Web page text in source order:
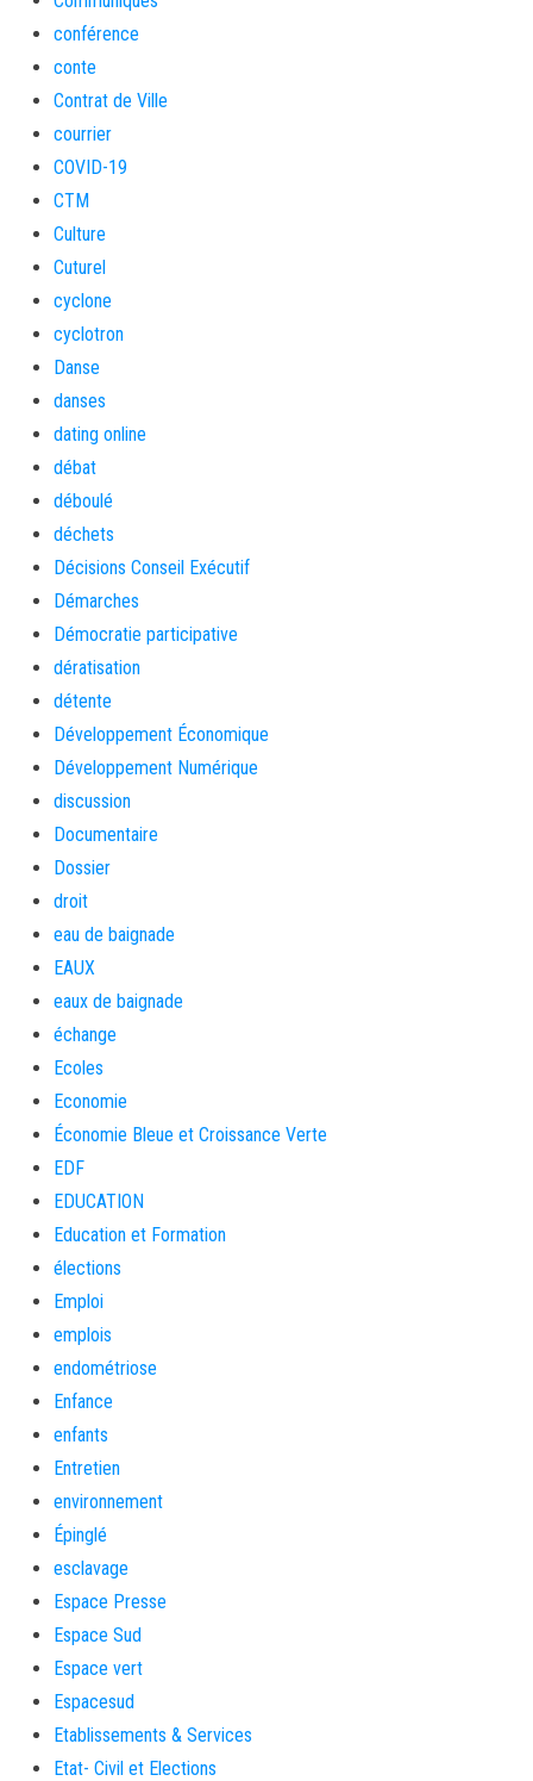
conférence
conte
Contrat de Ville
courrier
COVID-19
CTM
Culture
Cuturel
cyclone
cyclotron
Danse
danses
dating online
débat
déboulé
déchets
Décisions Conseil Exécutif
Démarches
Démocratie participative
dératisation
détente
Développement Économique
Développement Numérique
discussion
Documentaire
Dossier
droit
eau de baignade
EAUX
eaux de baignade
échange
Ecoles
Economie
Économie Bleue et Croissance Verte
EDF
EDUCATION
Education et Formation
élections
Emploi
emplois
endométriose
Enfance
enfants
Entretien
environnement
Épinglé
esclavage
Espace Presse
Espace Sud
Espace vert
Espacesud
Etablissements & Services
Etat- Civil et Elections